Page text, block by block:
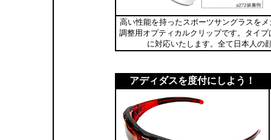
高い性能を持ったスポーツサングラスを
調整用オプティカルクリップです。タイ
に対応いたします。全て日本人の
アディダスを度付にしよう！